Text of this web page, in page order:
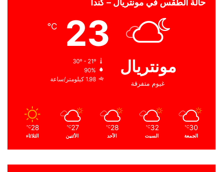
مونتريال
غيوم متفرقة
23
℃
30º - 21º
90%
1.98 كيلومتر/ساعة
30
℃
الجمعة
32
℃
السبت
28
℃
الأحد
27
℃
الأثنين
28
℃
الثلاثاء